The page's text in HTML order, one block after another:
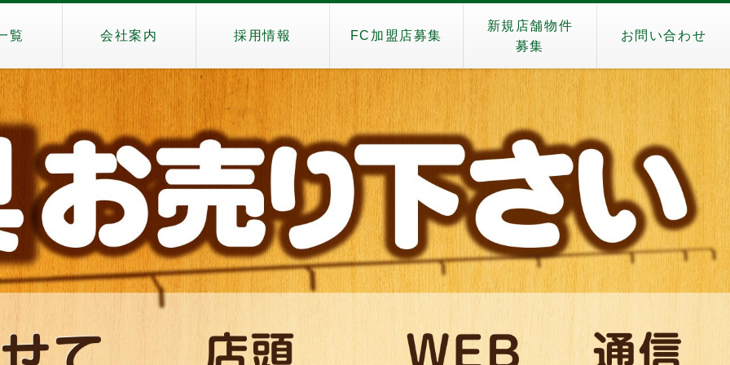
覧 会社案内 採用情報 FC加盟店募集
新規店舗物件
募集
お問い合わせ